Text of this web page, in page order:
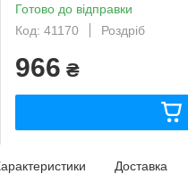
Готово до відправки
Код: 41170
Роздріб
966 ₴
Доставка